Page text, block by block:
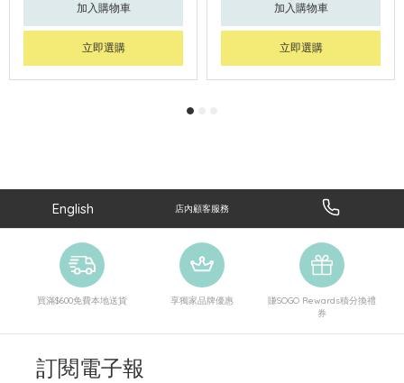
加入購物車
立即選購
加入購物車
立即選購
English 店內顧客服務
買滿$600免費本地送貨 享獨家品牌優惠
賺SOGO Rewards積分換禮
券
訂閱電子報